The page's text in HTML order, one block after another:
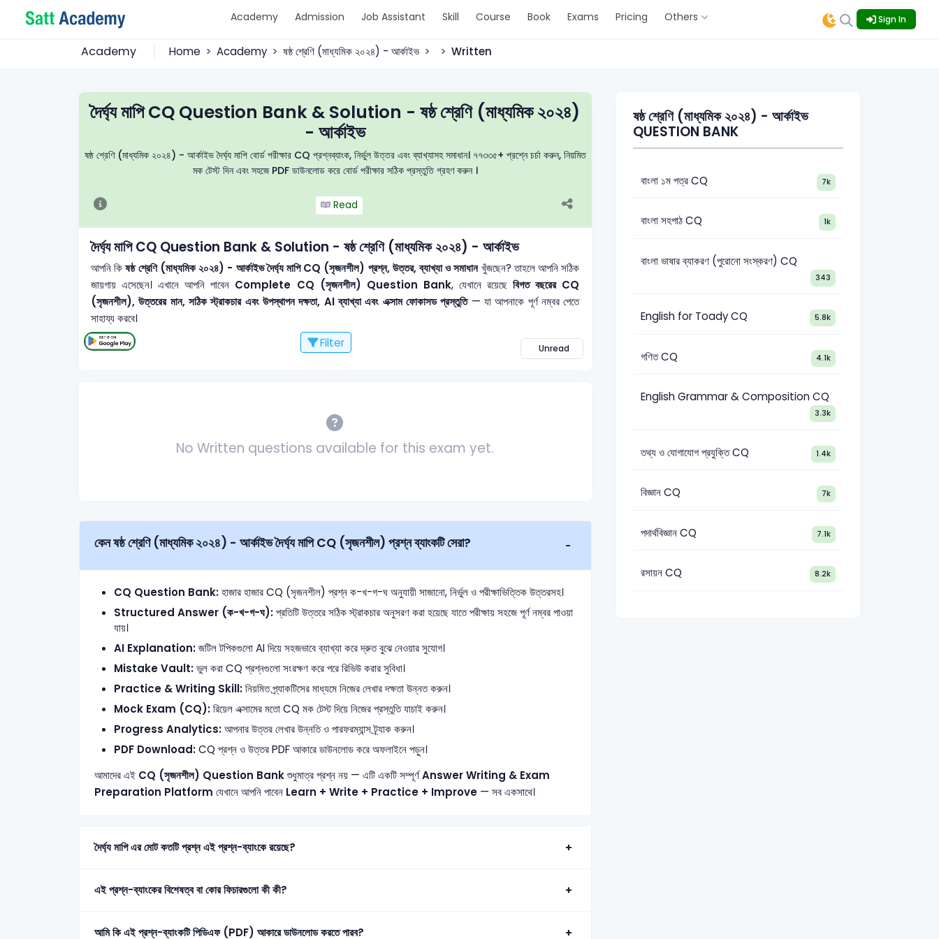
Academy Admission Job Assistant Skill Course Book Exams Pricing Others Sign In
Academy Home Academy ষষ্ঠ শ্রেণি (মাধ্যমিক ২০২৪) - আর্কাইভ Written
দৈর্ঘ্য মাপি CQ Question Bank & Solution - ষষ্ঠ শ্রেণি (মাধ্যমিক ২০২৪)
- আর্কাইভ
ষষ্ঠ শ্রেণি (মাধ্যমিক ২০২৪) - আর্কাইভ দৈর্ঘ্য মাপি বোর্ড পরীক্ষার CQ প্রশ্নব্যাংক, নির্ভুল উত্তর এবং ব্যাখ্যাসহ সমাধান। ৭৭৩৩৫+ প্রশ্নে চর্চা করুন, নিয়মিত
মক টেস্ট দিন এবং সহজে PDF ডাউনলোড করে বোর্ড পরীক্ষার সঠিক প্রস্তুতি গ্রহণ করুন ।
Read
দৈর্ঘ্য মাপি CQ Question Bank & Solution - ষষ্ঠ শ্রেণি (মাধ্যমিক ২০২৪) - আর্কাইভ
আপনি কিষষ্ঠ শ্রেণি (মাধ্যমিক ২০২৪) - আর্কাইভ দৈর্ঘ্য মাপি CQ (সৃজনশীল) প্রশ্ন, উত্তর, ব্যাখ্যা ও সমাধানখুঁজছেন? তাহলে আপনি সঠিক
জায়গায় এসেছেন। এখানে আপনি পাবেন Complete CQ (সৃজনশীল) Question Bank, যেখানে রয়েছেবিগত বছরের CQ
(সৃজনশীল), উত্তরের মান, সঠিক স্ট্রাকচার এবং উপস্থাপন দক্ষতা, AI ব্যাখ্যা এবং এক্সাম ফোকাসড প্রস্তুতি— যা আপনাকে পূর্ণ নম্বর পেতে
সাহায্য করবে।
Filter
Unread
No Written questions available for this exam yet.
কেন ষষ্ঠ শ্রেণি (মাধ্যমিক ২০২৪) - আর্কাইভ দৈর্ঘ্য মাপি CQ (সৃজনশীল) প্রশ্ন ব্যাংকটি সেরা?
CQ Question Bank:হাজার হাজার CQ (সৃজনশীল) প্রশ্ন ক-খ-গ-ঘ অনুযায়ী সাজানো, নির্ভুল ও পরীক্ষাভিত্তিক উত্তরসহ।
Structured Answer (ক-খ-গ-ঘ):প্রতিটি উত্তরে সঠিক স্ট্রাকচার অনুসরণ করা হয়েছে যাতে পরীক্ষায় সহজে পূর্ণ নম্বর পাওয়া
যায়।
AI Explanation:জটিল টপিকগুলো AI দিয়ে সহজভাবে ব্যাখ্যা করে দ্রুত বুঝে নেওয়ার সুযোগ।
Mistake Vault:ভুল করা CQ প্রশ্নগুলো সংরক্ষণ করে পরে রিভিউ করার সুবিধা।
Practice & Writing Skill:নিয়মিত প্র্যাকটিসের মাধ্যমে নিজের লেখার দক্ষতা উন্নত করুন।
Mock Exam (CQ):রিয়েল এক্সামের মতো CQ মক টেস্ট দিয়ে নিজের প্রস্তুতি যাচাই করুন।
Progress Analytics:আপনার উত্তর লেখার উন্নতি ও পারফরম্যান্স ট্র্যাক করুন।
PDF Download:CQ প্রশ্ন ও উত্তর PDF আকারে ডাউনলোড করে অফলাইনে পড়ুন।
আমাদের এই CQ (সৃজনশীল) Question Bankশুধুমাত্র প্রশ্ন নয় — এটি একটি সম্পূর্ণAnswer Writing & Exam
Preparation Platform যেখানে আপনি পাবেন Learn + Write + Practice + Improve— সব একসাথে।
দৈর্ঘ্য মাপি এর মোট কতটি প্রশ্ন এই প্রশ্ন-ব্যাংকে রয়েছে?
এই প্রশ্ন-ব্যাংকের বিশেষত্ব বা কোর ফিচারগুলো কী কী?
আমি কি এই প্রশ্ন-ব্যাংকটি পিডিএফ (PDF) আকারে ডাউনলোড করতে পারব?
ষষ্ঠ শ্রেণি (মাধ্যমিক ২০২৪) - আর্কাইভ
QUESTION BANK
বাংলা ১ম পত্র CQ 7k
বাংলা সহপাঠ CQ 1k
বাংলা ভাষার ব্যাকরণ (পুরোনো সংস্করণ) CQ
343
English for Toady CQ 5.8k
গণিত CQ 4.1k
English Grammar & Composition CQ
3.3k
তথ্য ও যোগাযোগ প্রযুক্তি CQ 1.4k
বিজ্ঞান CQ 7k
পদার্থবিজ্ঞান CQ 7.1k
রসায়ন CQ 8.2k